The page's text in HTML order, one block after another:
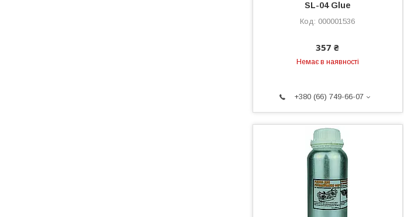
SL-04 Glue
000001536
357 ₴
Немає в наявності
+380 (66) 749-66-07